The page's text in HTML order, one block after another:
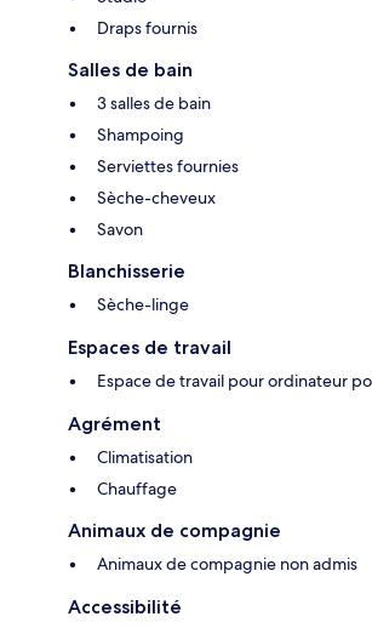
Draps fournis
Salles de bain
3 salles de bain
Shampoing
Serviettes fournies
Sèche-cheveux
Savon
Blanchisserie
Sèche-linge
Espaces de travail
Espace de travail pour ordinateur
Agrément
Climatisation
Chauffage
Animaux de compagnie
Animaux de compagnie non admis
Accessibilité